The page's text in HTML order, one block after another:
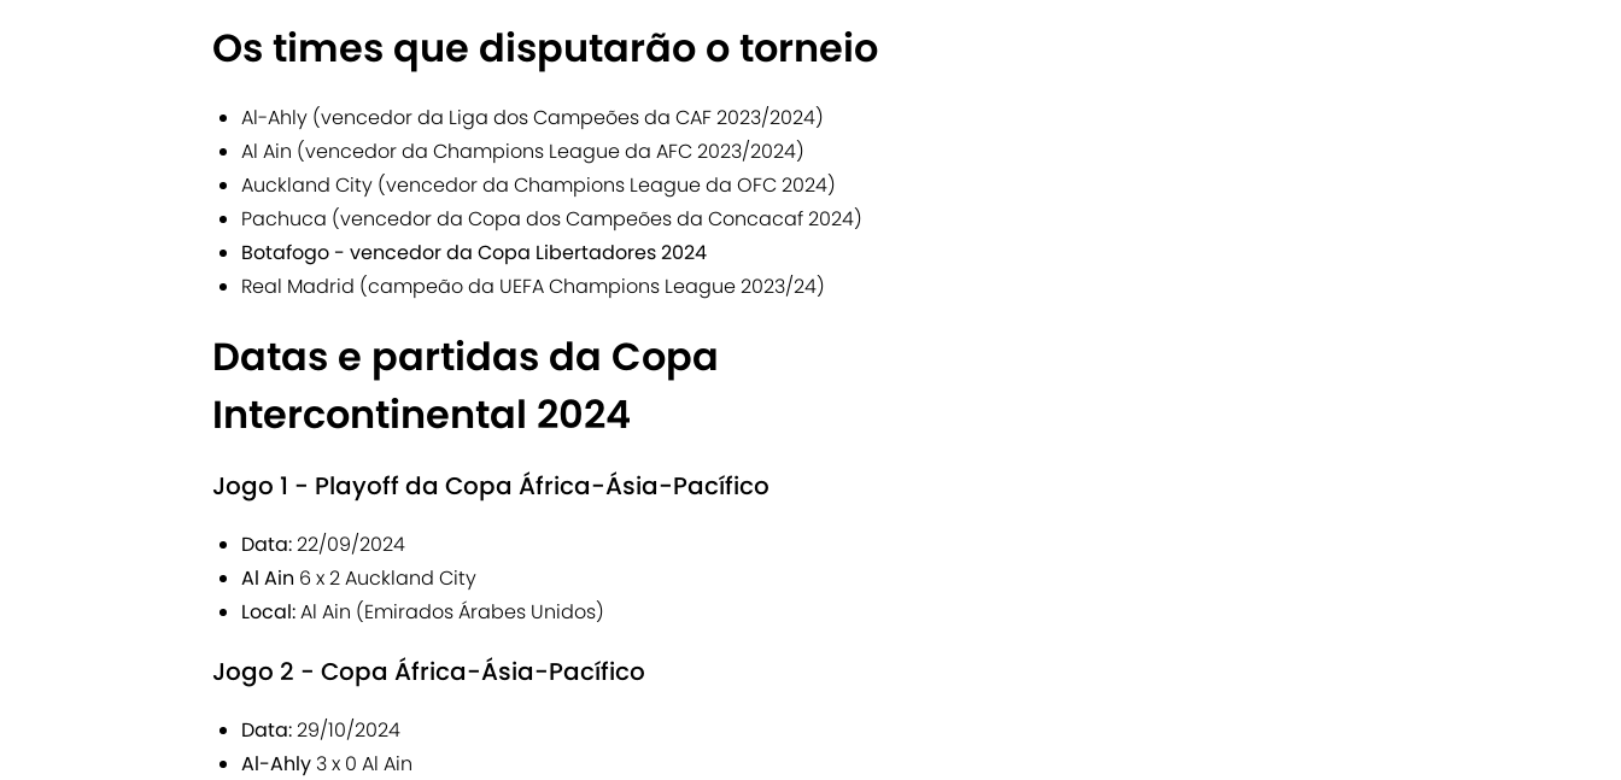
Os times que disputarão o torneio
Al-Ahly (vencedor da Liga dos Campeões da CAF 2023/2024)
Al Ain (vencedor da Champions League da AFC 2023/2024)
Auckland City (vencedor da Champions League da OFC 2024)
Pachuca (vencedor da Copa dos Campeões da Concacaf 2024)
Botafogo - vencedor da Copa Libertadores 2024
Real Madrid (campeão da UEFA Champions League 2023/24)
Datas e partidas da Copa
Intercontinental 2024
Jogo 1 - Playoff da Copa África-Ásia-Pacífico
Data:22/09/2024
Al Ain 6 x 2 Auckland City
Local:Al Ain (Emirados Árabes Unidos)
Jogo 2 - Copa África-Ásia-Pacífico
Data:29/10/2024
Al-Ahly 3 x 0 Al Ain